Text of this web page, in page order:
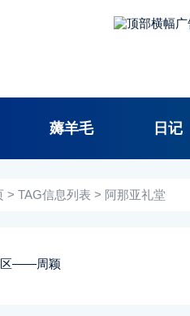
薅羊毛 日记
> TAG信息列表 > 阿那亚礼堂
区——周颖